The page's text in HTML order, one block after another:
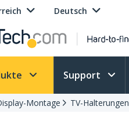
Deutsch
Support
Montage TV-Halterungen